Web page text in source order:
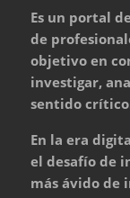
Es un portal
de
objetivo en
investigar,
sentido
En la era
el desafío de
más ávido de